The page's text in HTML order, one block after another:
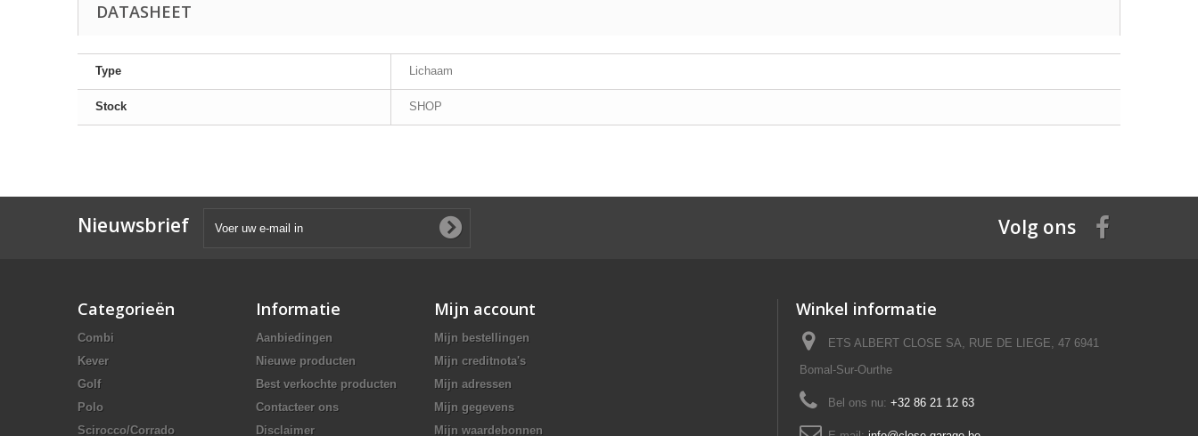
DATASHEET
Type Lichaam
Stock SHOP
Nieuwsbrief Volg ons
Categorieën
Combi
Kever
Golf
Polo
Scirocco/Corrado
Informatie
Aanbiedingen
Nieuwe producten
Best verkochte producten
Contacteer ons
Disclaimer
Mijn account
Mijn bestellingen
Mijn creditnota's
Mijn adressen
Mijn gegevens
Mijn waardebonnen
Winkel informatie
ETS ALBERT CLOSE SA, RUE DE LIEGE, 47 6941
Bomal-Sur-Ourthe
Bel ons nu: +32 86 21 12 63